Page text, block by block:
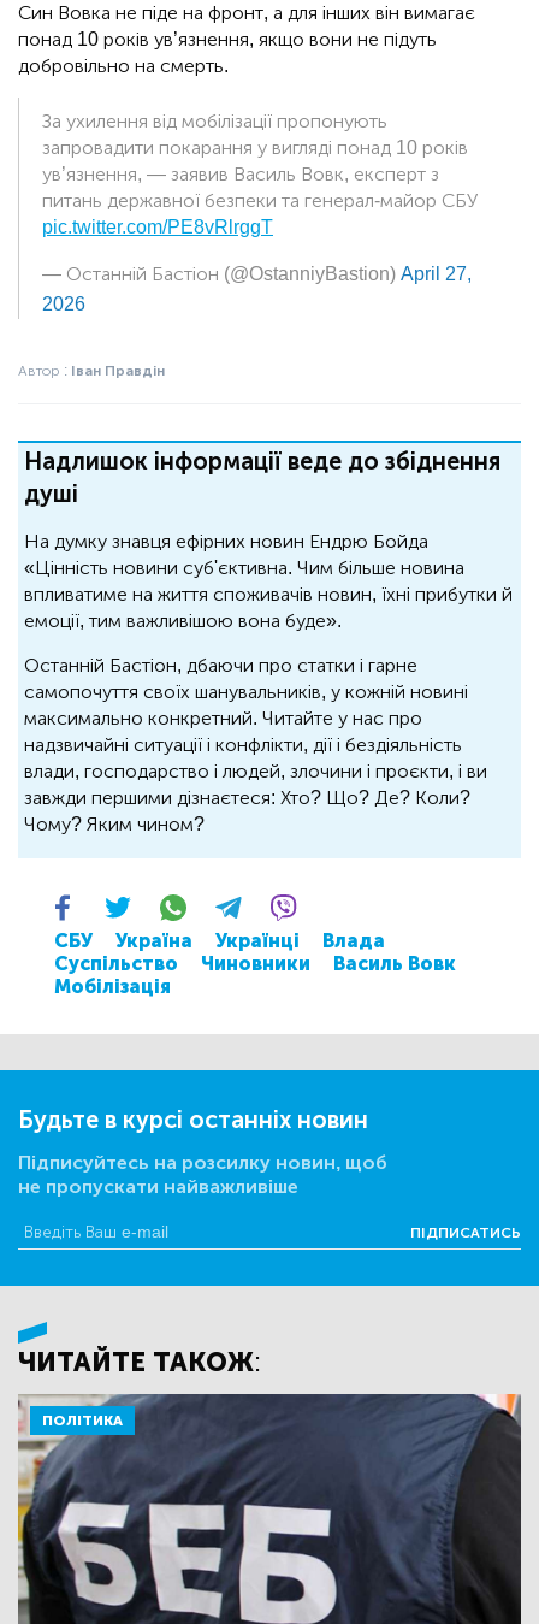
Син Вовка не піде на фронт, а для інших він вимагає
понад 10 років ув’язнення, якщо вони не підуть
добровільно на смерть.
За ухилення від мобілізації пропонують
запровадити покарання у вигляді понад 10 років
ув’язнення, — заявив Василь Вовк, експерт з
питань державної безпеки та генерал-майор СБУ
pic.twitter.com/PE8vRlrggT
— Останній Бастіон (@OstanniyBastion) April 27,
2026
Автор : Іван Правдін
Надлишок інформації веде до збіднення
душі
На думку знавця ефірних новин Ендрю Бойда
«Цінність новини суб'єктивна. Чим більше новина
впливатиме на життя споживачів новин, їхні прибутки й
емоції, тим важливішою вона буде».
Останній Бастіон, дбаючи про статки і гарне
самопочуття своїх шанувальників, у кожній новині
максимально конкретний. Читайте у нас про
надзвичайні ситуації і конфлікти, дії і бездіяльність
влади, господарство і людей, злочини і проєкти, і ви
завжди першими дізнаєтеся: Хто? Що? Де? Коли?
Чому? Яким чином?
СБУ Україна Українці
Влада
Суспільство
Чиновники
Василь Вовк
Мобілізація
Будьте в курсі останніх новин
Підписуйтесь на розсилку новин, щоб
не пропускати найважливіше
ПІДПИСАТИСЬ
ЧИТАЙТЕ ТАКОЖ:
ПОЛІТИКА